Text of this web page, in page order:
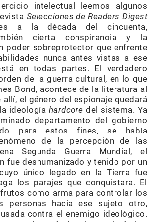
intelectual leemos algunos
Selecciones de Readers Digest
a la década del cincuenta,
cierta conspiranoia y la
poder sobreprotector que enfrente
nunca antes vistas a ese
en todas partes. El verdadero
de la guerra cultural, en lo que
Bond, acontece de la literatura al
el género del espionaje quedará
ideología hardcore del sistema. Ya
departamento del gobierno
para estos fines, se había
de la percepción de las
Segunda Guerra Mundial, el
fue deshumanizado y tenido por un
único legado en la Tierra fue
los parajes que conquistara. El
como arma para controlar los
personas hacia ese sujeto otro,
contra el enemigo ideológico.